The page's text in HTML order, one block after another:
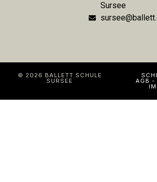
Sursee
© 2026 BALLETT SCHULE
SURSEE AGB -